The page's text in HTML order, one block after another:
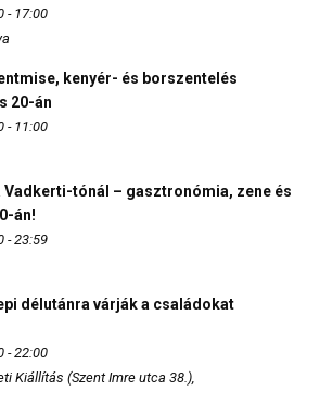
- 17:00
kenyér- és borszentelés
20-án
- 11:00
Vadkerti-tónál – gasztronómia, zene és
án!
- 23:59
délutánra várják a családokat
- 22:00
Kiállítás (Szent Imre utca 38.),